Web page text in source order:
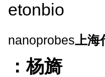
etonbio
nanoprobes上海
：杨旖